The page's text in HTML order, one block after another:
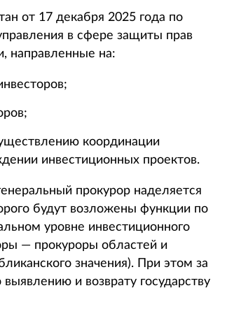
от 17 декабря 2025 года по
в сфере защиты прав
направленные на:
координации
инвестиционных проектов.
прокурор наделяется
будут возложены функции по
уровне инвестиционного
— прокуроры областей и
значения). При этом за
и возврату государству